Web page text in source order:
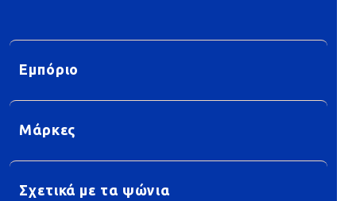
Εμπόριο
Μάρκες
Σχετικά με τα ψώνια